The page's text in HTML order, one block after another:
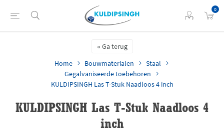
0
Ga terug
Home
Bouwmaterialen
Staal
Gegalvaniseerde toebehoren
KULDIPSINGH Las T-Stuk Naadloos 4 inch
KULDIPSINGH Las T-Stuk Naadloos 4
inch